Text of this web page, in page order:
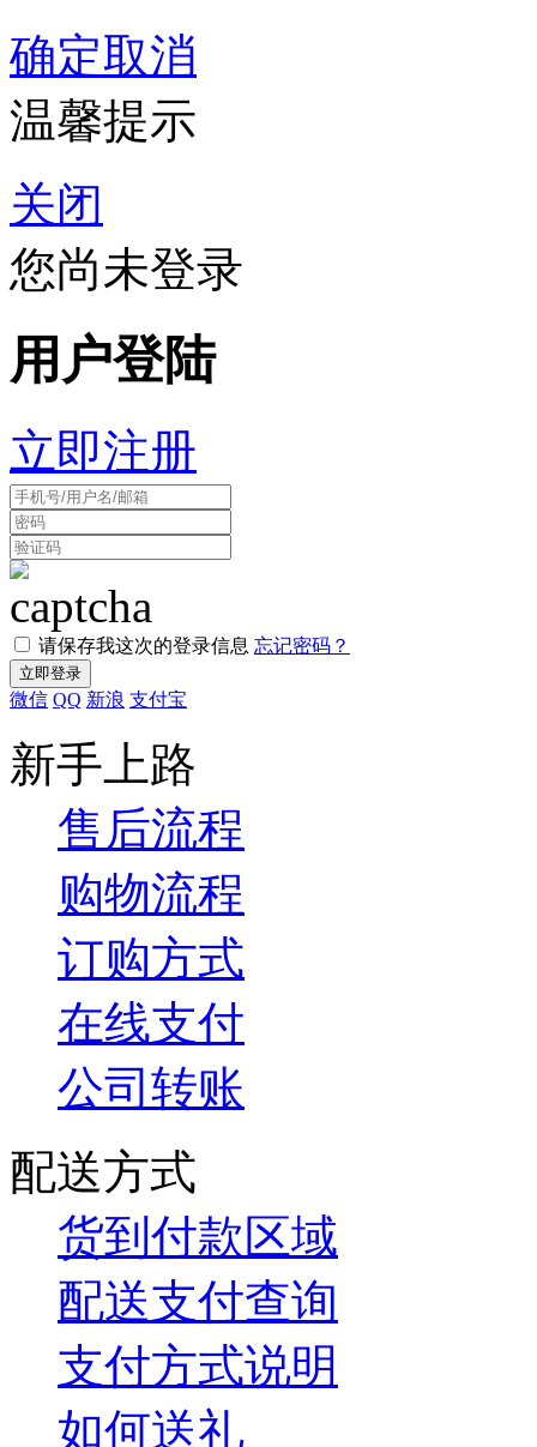
确定取消
温馨提示
关闭
您尚未登录
用户登陆
立即注册
请保存我这次的登录信息 忘记密码？
微信 QQ 新浪 支付宝
新手上路
售后流程
购物流程
订购方式
在线支付
公司转账
配送方式
货到付款区域
配送支付查询
支付方式说明
如何送礼